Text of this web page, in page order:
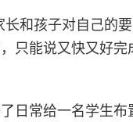
长和孩子对自己的
只能说又快又好
日常给一名学生